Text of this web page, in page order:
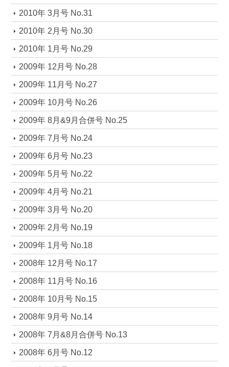
2010年 3月号 No.31
2010年 2月号 No.30
2010年 1月号 No.29
2009年 12月号 No.28
2009年 11月号 No.27
2009年 10月号 No.26
2009年 8月&9月合併号 No.25
2009年 7月号 No.24
2009年 6月号 No.23
2009年 5月号 No.22
2009年 4月号 No.21
2009年 3月号 No.20
2009年 2月号 No.19
2009年 1月号 No.18
2008年 12月号 No.17
2008年 11月号 No.16
2008年 10月号 No.15
2008年 9月号 No.14
2008年 7月&8月合併号 No.13
2008年 6月号 No.12